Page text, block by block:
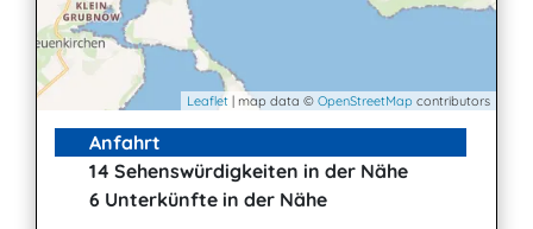
Leaflet | map data © OpenStreetMap contributors
Anfahrt
14 Sehenswürdigkeiten in der Nähe
6 Unterkünfte in der Nähe